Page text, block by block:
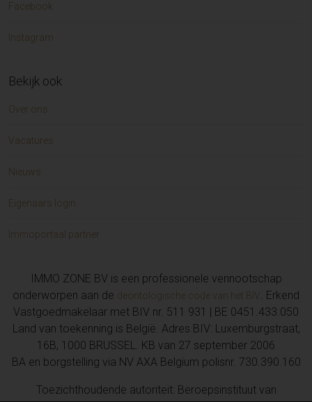
Facebook
Instagram
Bekijk ook
Over ons
Vacatures
Nieuws
Eigenaars login
Immoportaal partner
IMMO ZONE BV is een professionele vennootschap
onderworpen aan de deontologische code van het BIV. Erkend
Vastgoedmakelaar met BIV nr. 511 931 | BE 0451.433.050
Land van toekenning is België. Adres BIV: Luxemburgstraat,
16B, 1000 BRUSSEL. KB van 27 september 2006
BA en borgstelling via NV AXA Belgium polisnr. 730.390.160
Toezichthoudende autoriteit: Beroepsinstituut van